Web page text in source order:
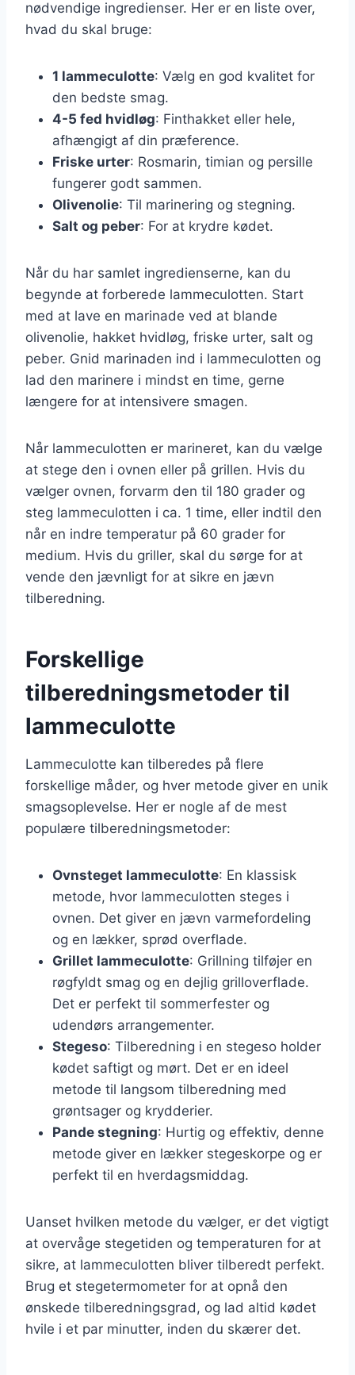
nødvendige ingredienser. Her er en liste over,
hvad du skal bruge:
1 lammeculotte: Vælg en god kvalitet for
den bedste smag.
4-5 fed hvidløg: Finthakket eller hele,
afhængigt af din præference.
Friske urter: Rosmarin, timian og persille
fungerer godt sammen.
Olivenolie: Til marinering og stegning.
Salt og peber: For at krydre kødet.
Når du har samlet ingredienserne, kan du
begynde at forberede lammeculotten. Start
med at lave en marinade ved at blande
olivenolie, hakket hvidløg, friske urter, salt og
peber. Gnid marinaden ind i lammeculotten og
lad den marinere i mindst en time, gerne
længere for at intensivere smagen.
Når lammeculotten er marineret, kan du vælge
at stege den i ovnen eller på grillen. Hvis du
vælger ovnen, forvarm den til 180 grader og
steg lammeculotten i ca. 1 time, eller indtil den
når en indre temperatur på 60 grader for
medium. Hvis du griller, skal du sørge for at
vende den jævnligt for at sikre en jævn
tilberedning.
Forskellige
tilberedningsmetoder til
lammeculotte
Lammeculotte kan tilberedes på flere
forskellige måder, og hver metode giver en unik
smagsoplevelse. Her er nogle af de mest
populære tilberedningsmetoder:
Ovnsteget lammeculotte: En klassisk
metode, hvor lammeculotten steges i
ovnen. Det giver en jævn varmefordeling
og en lækker, sprød overflade.
Grillet lammeculotte: Grillning tilføjer en
røgfyldt smag og en dejlig grilloverflade.
Det er perfekt til sommerfester og
udendørs arrangementer.
Stegeso: Tilberedning i en stegeso holder
kødet saftigt og mørt. Det er en ideel
metode til langsom tilberedning med
grøntsager og krydderier.
Pande stegning: Hurtig og effektiv, denne
metode giver en lækker stegeskorpe og er
perfekt til en hverdagsmiddag.
Uanset hvilken metode du vælger, er det vigtigt
at overvåge stegetiden og temperaturen for at
sikre, at lammeculotten bliver tilberedt perfekt.
Brug et stegetermometer for at opnå den
ønskede tilberedningsgrad, og lad altid kødet
hvile i et par minutter, inden du skærer det.